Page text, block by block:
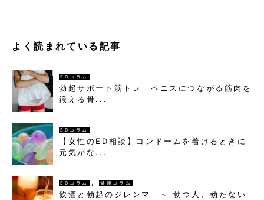
よく読まれている記事
EDコラム
勃起サポート筋トレ ペニスにつながる筋肉を
鍛える骨...
EDコラム
【女性のED相談】コンドームを着けるときに
元気がな...
EDコラム , 健康コラム
飲酒と勃起のジレンマ ～ 勃つ人、勃たない